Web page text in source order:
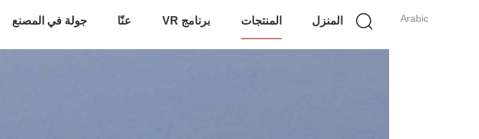
Arabic المنزل المنتجات برنامج VR عنّا جولة في المصنع